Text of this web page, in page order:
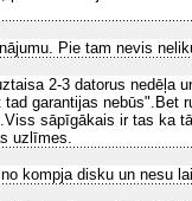
Pie tam nevis
2-3 datorus nedēļa
garantijas nebūs".Bet
sāpīgākais ir tas ka
uzlīmes.
kompja disku un nesu